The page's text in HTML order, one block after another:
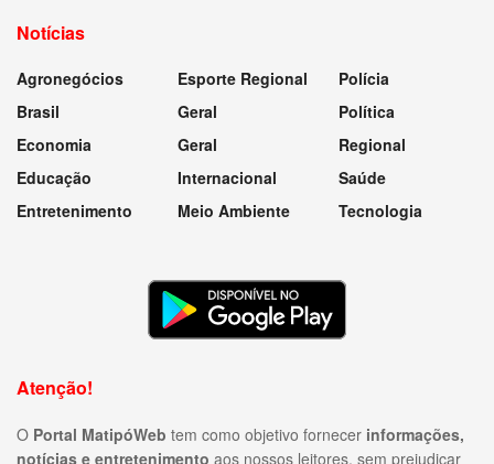
Notícias
Agronegócios
Brasil
Economia
Educação
Entretenimento
Esporte Regional
Geral
Geral
Internacional
Meio Ambiente
Polícia
Política
Regional
Saúde
Tecnologia
Atenção!
O Portal MatipóWeb tem como objetivo fornecer informações,
notícias e entretenimento aos nossos leitores, sem prejudicar